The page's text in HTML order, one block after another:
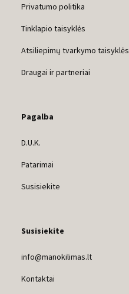
Privatumo politika
Tinklapio taisyklės
Atsiliepimų tvarkymo taisyklės
Draugai ir partneriai
Pagalba
D.U.K.
Patarimai
Susisiekite
Susisiekite
info@manokilimas.lt
Kontaktai